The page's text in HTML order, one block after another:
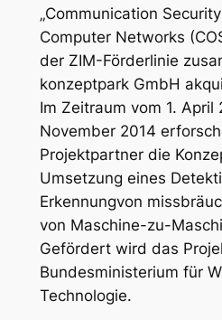
„Communication
Computer Networks
der ZIM-Förderlinie
konzeptpark GmbH
Im Zeitraum vom 1. April
November 2014
Projektpartner die
Umsetzung eines
Erkennungvon
von Maschine-zu-
Gefördert wird das
Bundesministerium für
Technologie.